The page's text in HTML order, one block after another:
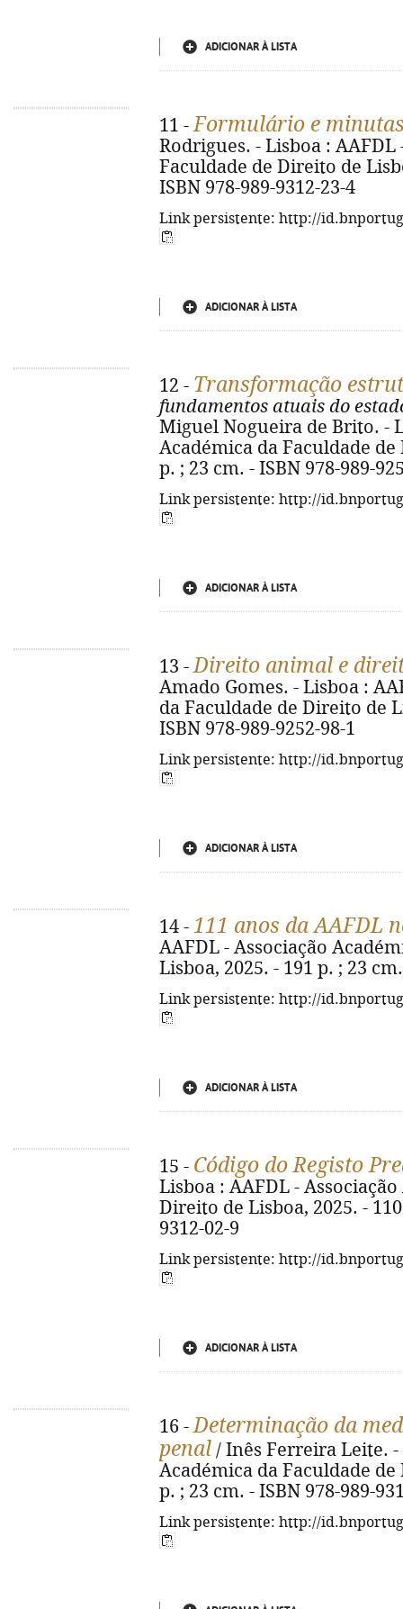
ADICIONAR À LISTA
11 -Formulário e
Rodrigues. - Lisboa :
Faculdade de Direito de
ISBN 978-989-9312-23-4
Link persistente: http://
ADICIONAR À LISTA
12 - Transformação
fundamentos atuais do
Miguel Nogueira de Brito. -
Académica da Faculdade
p. ; 23 cm. - ISBN 978-989-
Link persistente: http://
ADICIONAR À LISTA
13 -Direito animal e
Amado Gomes. - Lisboa :
da Faculdade de Direito de
ISBN 978-989-9252-98-1
Link persistente: http://
ADICIONAR À LISTA
14 - 111 anos da AAFDL
AAFDL - Associação
Lisboa, 2025. - 191 p. ; 23
Link persistente: http://
ADICIONAR À LISTA
15 - Código do Registo
Lisboa : AAFDL -
Direito de Lisboa, 2025. -
9312-02-9
Link persistente: http://
ADICIONAR À LISTA
16 -Determinação da
penal / Inês Ferreira Leite. -
Académica da Faculdade
p. ; 23 cm. - ISBN 978-989-
Link persistente: http://